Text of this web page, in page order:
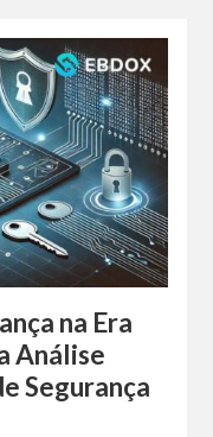
na Era
Análise
Segurança